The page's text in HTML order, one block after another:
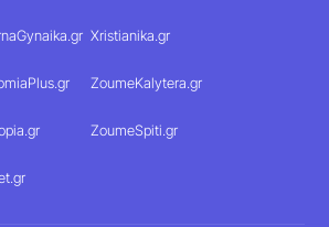
Xristianika.gr
ZoumeKalytera.gr
ZoumeSpiti.gr